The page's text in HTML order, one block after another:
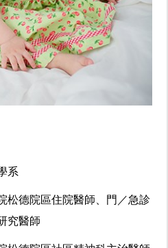
系
松德院區住院醫師、門／急診
究醫師